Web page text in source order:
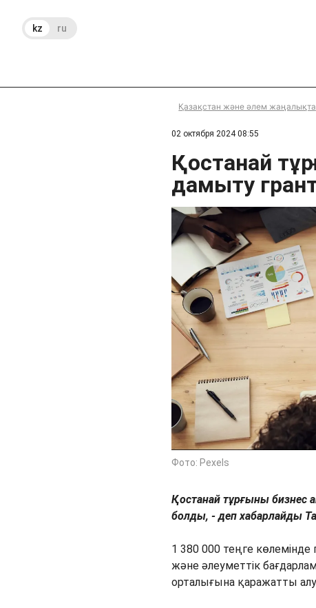
kz ru
Қазақстан және әлем
02 октября 2024 08:55
Қостанай
дамыту
Фото: Pexels
Қостанай тұрғыны бизнес
болды, - деп хабарлайды
1 380 000 теңге
және әлеуметтік
орталығына қаражатты